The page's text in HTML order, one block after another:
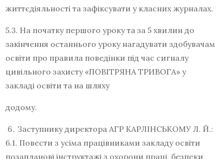
життєдіяльності та зафіксувати у класних журналах.
5.3. На початку першого уроку та за 5 хвилин до
закінчення останнього уроку нагадувати здобувачам
освіти про правила поведінки під час сигналу
цивільного захисту «ПОВІТРЯНА ТРИВОГА» у
закладі освіти та на шляху
додому.
Заступнику директора АГР КАРЛІНСЬКОМУ Л. Й.:
6.1. Повести з усіма працівниками закладу освіти
позапланові інструктажі з охорони праці, безпеки